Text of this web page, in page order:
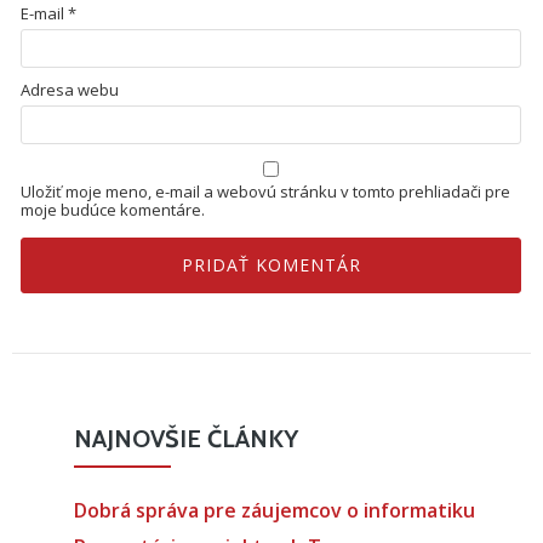
E-mail *
Adresa webu
Uložiť moje meno, e-mail a webovú stránku v tomto prehliadači pre
moje budúce komentáre.
NAJNOVŠIE ČLÁNKY
Dobrá správa pre záujemcov o informatiku